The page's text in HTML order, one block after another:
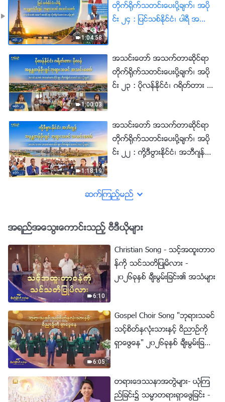
1:04:58
တိုက္႐ိုက္သတင္းေပးပို႔ခ်က္၊ အပို
င္း ၂၄ : ျပင္သစ္ႏိုင္ငံ၊ ပါရီ အနႏၲ
က္ေသခံခ်က္မ်ား- တရားစီရင္မႈႏွင့္
ျပစ္တင္ဆုံးမျခင္းကို ေတြ႕ႀကဳံျခင္း
အားျဖင့္သာလွ်င္ အျပစ္လုပ္ျခင္း၏
1:00:03
အသင္းေတာ္ အသက္တာဆိုင္ရာ
တိုက္႐ိုက္သတင္းေပးပို႔ခ်က္၊ အပို
င္း ၂၃ : ပိုလန္ႏိုင္ငံ၊ ဂရိတ္တား ပို
ရာ သက္ေသခံခ်က္မ်ား- ႐ိုးသား
သည့္သူတစ္ေယာက္ျဖစ္ျခင္းႏွင့္
အလင္းထဲတြင္ အသက္ရွင္ေနထိုင္ျ
1:18:19
အသင္းေတာ္ အသက္တာဆိုင္ရာ
တိုက္႐ိုက္သတင္းေပးပို႔ခ်က္၊ အပို
င္း ၂၂ : ကို႔ဒီဗြားႏိုင္ငံ၊ အဘီဂ်န္
က္ေသခံခ်က္မ်ား- သမၼာတရားကို
စိတ္သေဘာထားမ်ား၏ ခ်ည္ေႏွာ
င္မႈမွ ကြၽန္ုပ္တို႔ လြတ္ေျမာက္ႏိုင္မ
ည္
ဆက္ၾကည့္မည္
အရည္အေသြးေကာင္းသည့္ ဗီဒီယိုမ်ား
6:10
Christian Song - သင့္အထူးတာဝ
န္ကို သင္သတိျပဳမိလား -
၂၀၂၆ခုႏွစ္ ခ်ီးမြမ္းျခင္း၏ အသံမ်ား
6:05
Gospel Choir Song "ဘုရားသခင္
သင့္စိတ္ႏွလုံးသားႏွင့္ ဝိညာဥ္ကို
ရွာေဖြေန" ၂၀၂၆ခုႏွစ္ ခ်ီးမြမ္းျခ
တရားေဒႆနာအတြဲမ်ား- ယုံၾက
ည္ျခင္း၌ သမၼာတရားရွာေဖြျခင္း -